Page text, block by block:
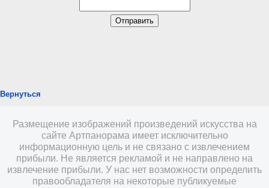
Вернуться
Размещение изображений произведений искусства на
сайте Артпанорама имеет исключительно
информационную цель и не связано с извлечением
прибыли. Не является рекламой и не направлено на
извлечение прибыли. У нас нет возможности определить
правообладателя на некоторые публикуемые